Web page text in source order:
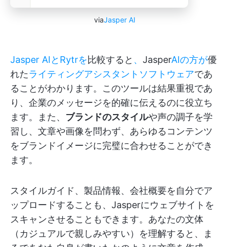
viaJasper AI
Jasper AIとRytrを比較すると 、 JasperAIの方が優
れたライティングアシスタントソフトウェアであ
ることがわかります。このツールは結果重視であ
り、企業のメッセージを的確に伝えるのに役立ち
ます。また、 ブランドのスタイルや声の調子を学
習し、文章や画像を問わず、あらゆるコンテンツ
をブランドイメージに完璧に合わせることができ
ます。
スタイルガイド、製品情報、会社概要を自分でア
ップロードすることも、Jasperにウェブサイトを
スキャンさせることもできます。あなたの文体
（カジュアルで親しみやすい）を理解すると、ま